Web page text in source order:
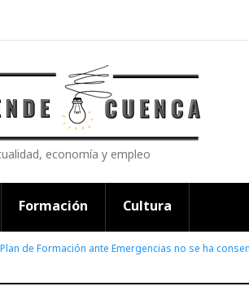
economía y empleo
Formación Cultura
de Formación ante Emergencias no se ha